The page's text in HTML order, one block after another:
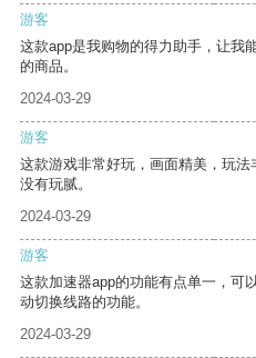
游客
这款app是我购物的得力助手，让我
的商品。
2024-03-29
游客
这款游戏非常好玩，画面精美，玩
没有玩腻。
2024-03-29
游客
这款加速器app的功能有点单一，可
动切换线路的功能。
2024-03-29